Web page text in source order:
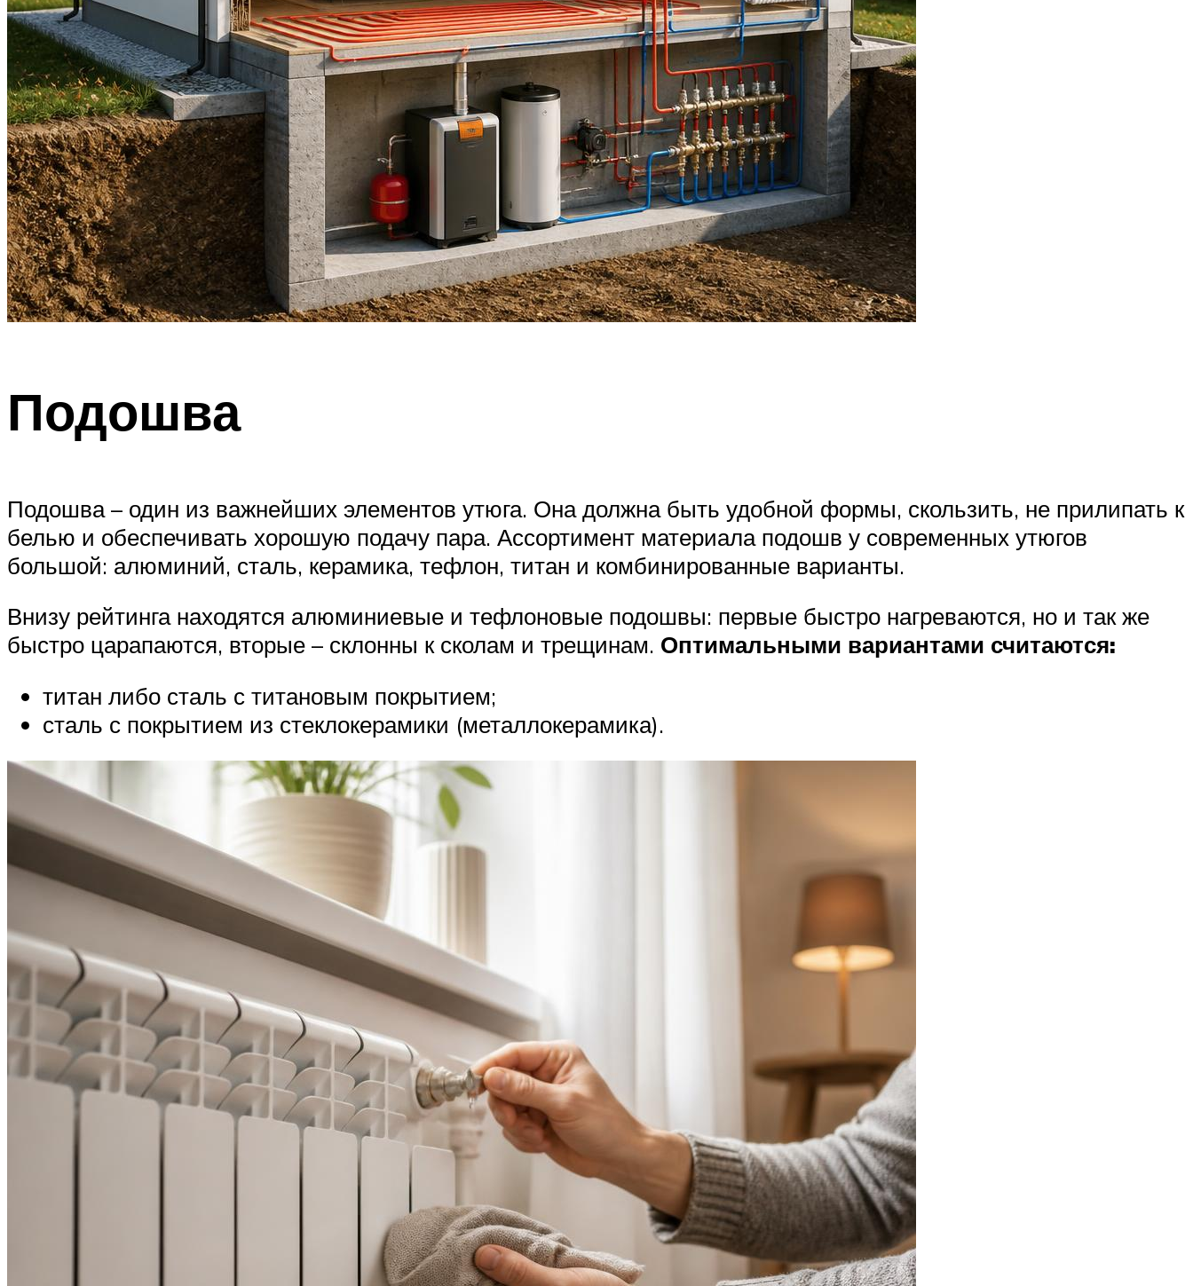
Подошва
Подошва – один из важнейших элементов утюга. Она должна быть удобной формы, скользить, не прилипать к
белью и обеспечивать хорошую подачу пара. Ассортимент материала подошв у современных утюгов
большой: алюминий, сталь, керамика, тефлон, титан и комбинированные варианты.
Внизу рейтинга находятся алюминиевые и тефлоновые подошвы: первые быстро нагреваются, но и так же
быстро царапаются, вторые – склонны к сколам и трещинам. Оптимальными вариантами считаются:
титан либо сталь с титановым покрытием;
сталь с покрытием из стеклокерамики (металлокерамика).